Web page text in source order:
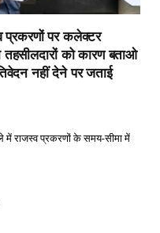
प्रकरणों पर कलेक्टर
को कारण बताओ
नहीं देने पर जताई
में राजस्व प्रकरणों के समय-सीमा में